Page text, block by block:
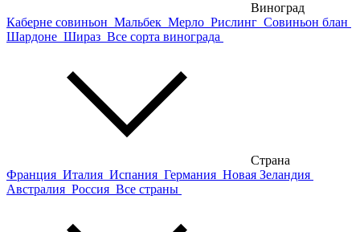
Виноград
Каберне совиньон Мальбек Мерло Рислинг Совиньон блан
Шардоне Шираз Все сорта винограда
Страна
Франция Италия Испания Германия Новая Зеландия
Австралия Россия Все страны